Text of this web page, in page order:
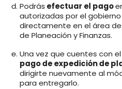
Podrás efectuar el pago
autorizadas por el
directamente en el área
de Planeación y Finanzas.
Una vez que cuentes con el
pago de expedición de
dirigirte nuevamente al
para entregarlo.